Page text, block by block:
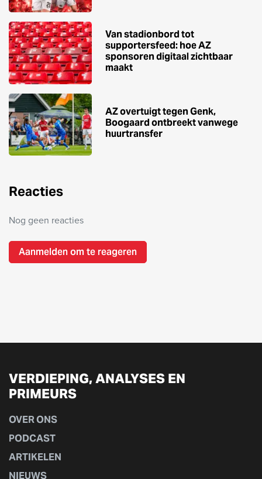
Van stadionbord tot
supportersfeed: hoe AZ
sponsoren digitaal zichtbaar
maakt
AZ overtuigt tegen Genk,
Boogaard ontbreekt vanwege
huurtransfer
Reacties
Nog geen reacties
Aanmelden om te reageren
VERDIEPING, ANALYSES EN
PRIMEURS
OVER ONS
PODCAST
ARTIKELEN
NIEUWS